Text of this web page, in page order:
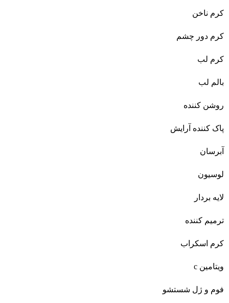
کرم ناخن
کرم دور چشم
کرم لب
بالم لب
روشن کننده
پاک کننده آرایش
آبرسان
لوسیون
لایه بردار
ترمیم کننده
کرم اسکراب
ویتامین c
فوم و ژل شستشو